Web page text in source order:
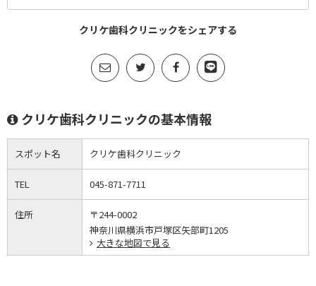
クリケ歯科クリニックをシェアする
クリケ歯科クリニックの基本情報
スポット名 クリケ歯科クリニック
TEL 045-871-7711
住所
〒244-0002
神奈川県横浜市戸塚区矢部町1205
大きな地図で見る